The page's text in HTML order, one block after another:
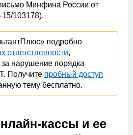
Минфина России от
103178).
подробно
ответственности,
нарушение порядка
Получите пробный доступ
тему бесплатно.
кассы и ее